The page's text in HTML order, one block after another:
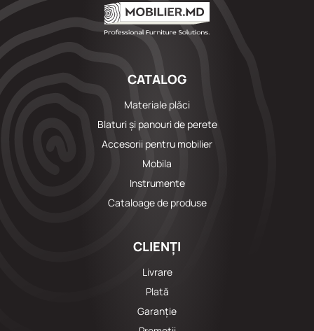
CATALOG
Materiale plăci
Blaturi și panouri de perete
Accesorii pentru mobilier
Mobila
Instrumente
Cataloage de produse
CLIENȚI
Livrare
Plată
Garanție